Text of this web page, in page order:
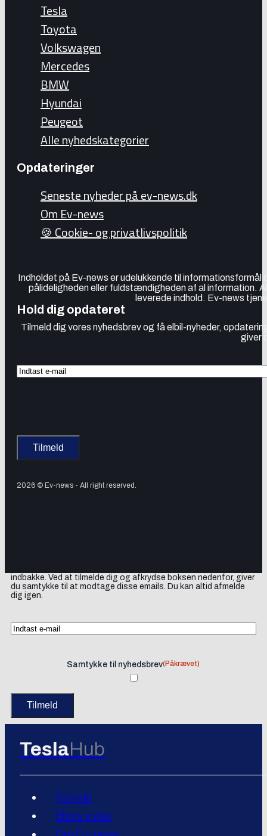
Tesla
Toyota
Volkswagen
Mercedes
BMW
Hyundai
Peugeot
Alle nyhedskategorier
Opdateringer
Seneste nyheder på ev-news.dk
Om Ev-news
🍪 Cookie- og privatlivspolitik
Indholdet på Ev-news er udelukkende til
pålideligheden eller fuldstændigheden af al information.
leverede indhold. Ev-news
Hold dig opdateret
Tilmeld dig vores nyhedsbrev og få elbil-nyheder,
giver
2026 © Ev-news - All right reserved.
indbakke. Ved at tilmelde dig og afkrydse boksen nedenfor, giver
du samtykke til at modtage disse emails. Du kan altid afmelde
dig igen.
Samtykke til nyhedsbrev(Påkrævet)
TeslaHub
Forside
Elbils index